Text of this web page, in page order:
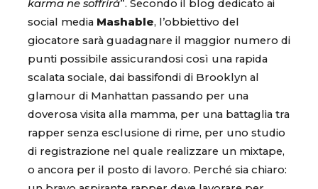
karma ne soffrirà”. Secondo il blog dedicato ai
social media Mashable, l’obbiettivo del
giocatore sarà guadagnare il maggior numero di
punti possibile assicurandosi così una rapida
scalata sociale, dai bassifondi di Brooklyn al
glamour di Manhattan passando per una
doverosa visita alla mamma, per una battaglia tra
rapper senza esclusione di rime, per uno studio
di registrazione nel quale realizzare un mixtape,
o ancora per il posto di lavoro. Perché sia chiaro: